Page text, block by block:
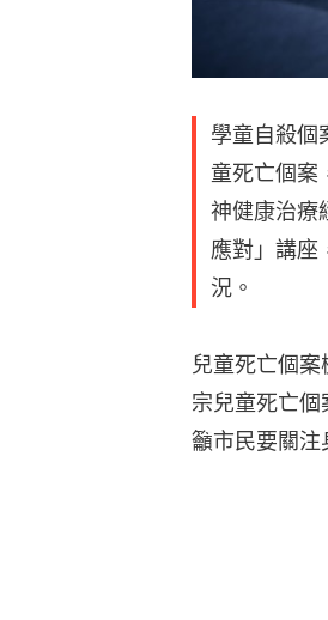
學童自殺個
童死亡個案
神健康治療
應對」講座
況。
兒童死亡個
宗兒童死亡
籲市民要關注